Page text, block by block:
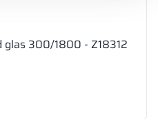
300/1800 - Z18312